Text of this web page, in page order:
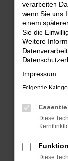
Beim Laden
Hier sind ein
Laden
Manche
können
anderen
Fenster?
verarbeiten
wenn Sie uns
einem
Sie die
Weitere
Impressum
Folgende
Diese
Diese